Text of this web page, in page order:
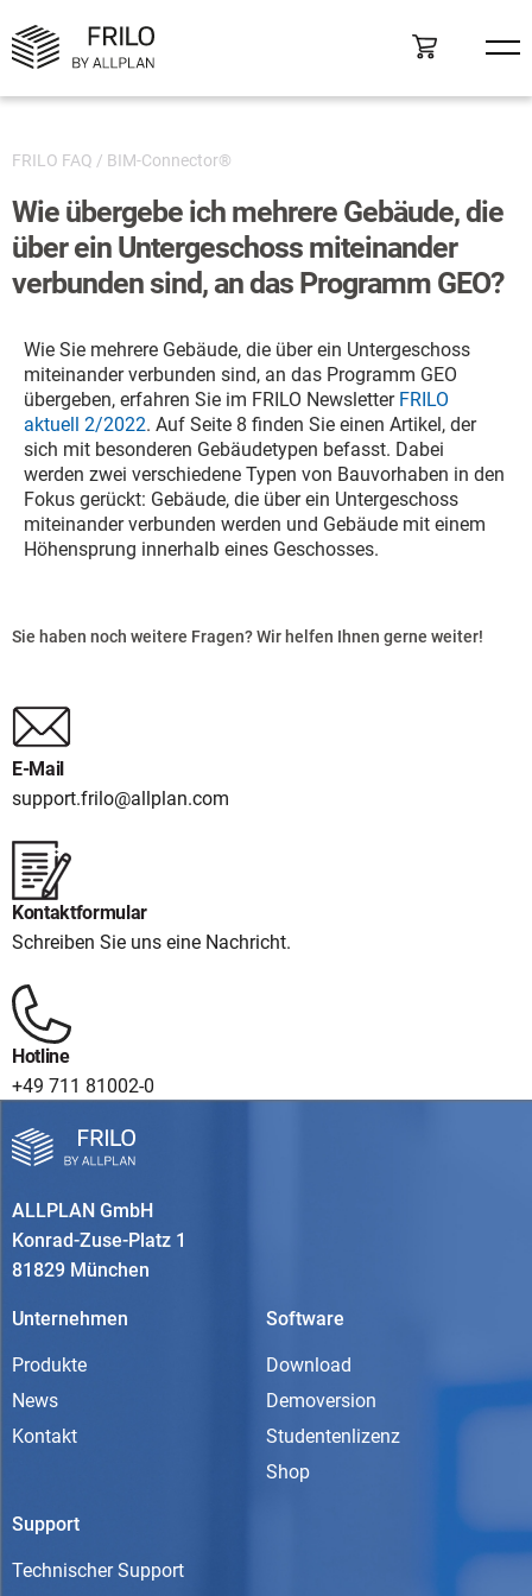
FRILO FAQ / BIM-Connector®
Wie übergebe ich mehrere Gebäude, die
über ein Untergeschoss miteinander
verbunden sind, an das Programm GEO?
Wie Sie mehrere Gebäude, die über ein Untergeschoss
miteinander verbunden sind, an das Programm GEO
übergeben, erfahren Sie im FRILO Newsletter FRILO
aktuell 2/2022. Auf Seite 8 finden Sie einen Artikel, der
sich mit besonderen Gebäudetypen befasst. Dabei
werden zwei verschiedene Typen von Bauvorhaben in den
Fokus gerückt: Gebäude, die über ein Untergeschoss
miteinander verbunden werden und Gebäude mit einem
Höhensprung innerhalb eines Geschosses.
Sie haben noch weitere Fragen? Wir helfen Ihnen gerne weiter!
E-Mail
support.frilo@allplan.com
Kontaktformular
Schreiben Sie uns eine Nachricht.
Hotline
+49 711 81002-0
ALLPLAN GmbH
Konrad-Zuse-Platz 1
81829 München
Unternehmen
Produkte
News
Kontakt
Software
Download
Demoversion
Studentenlizenz
Shop
Support
Technischer Support